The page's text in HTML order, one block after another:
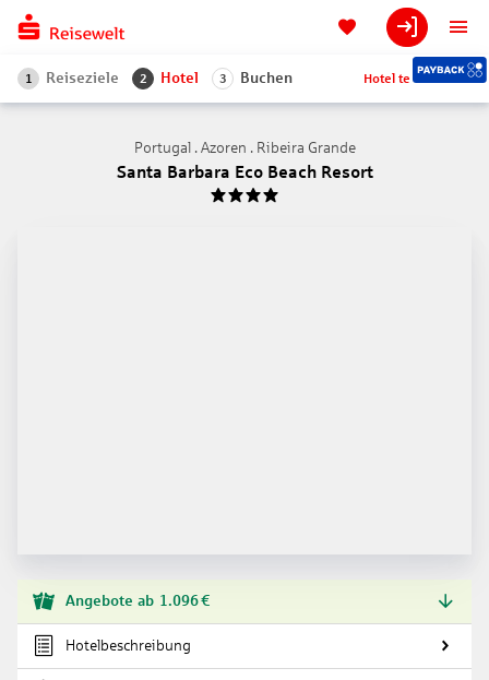
1 Reiseziele 2 Hotel 3 Buchen Hotel teilen
Portugal . Azoren . Ribeira Grande
Santa Barbara Eco Beach Resort
4
Angebote ab 1.096€
Hotelbeschreibung